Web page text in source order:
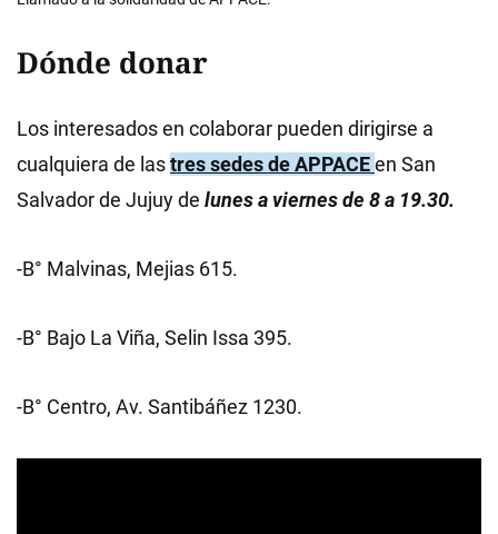
Dónde donar
Los interesados en colaborar pueden dirigirse a
cualquiera de lastres sedes de APPACEen San
Salvador de Jujuy de lunes a viernes de 8 a 19.30.
-B° Malvinas, Mejias 615.
-B° Bajo La Viña, Selin Issa 395.
-B° Centro, Av. Santibáñez 1230.